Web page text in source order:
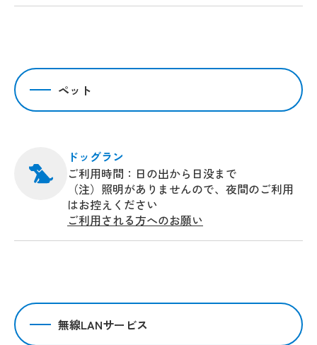
ペット
ドッグラン
ご利用時間：日の出から日没まで
（注）照明がありませんので、夜間のご利用
はお控えください
ご利用される方へのお願い
無線LANサービス